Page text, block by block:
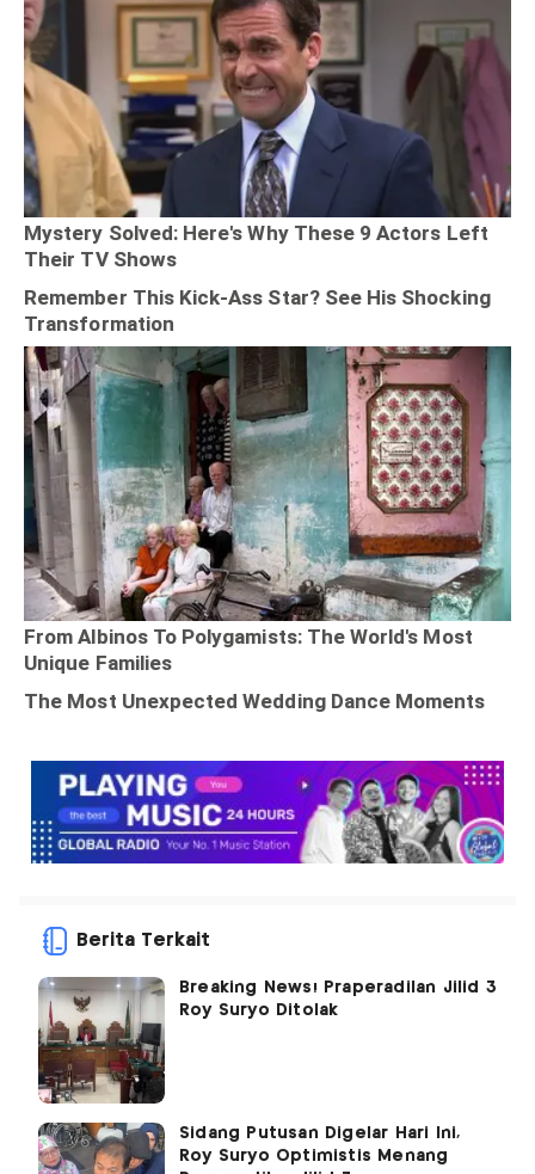
Berita Terkait
Breaking News! Praperadilan Jilid 3
Roy Suryo Ditolak
Sidang Putusan Digelar Hari Ini,
Roy Suryo Optimistis Menang